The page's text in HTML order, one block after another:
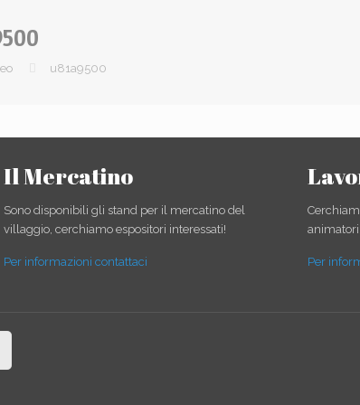
u81a9500
Il Mercatino
Sono disponibili gli stand per il mercatino del
villaggio, cerchiamo espositori interessati!
Per informazioni contattaci Per